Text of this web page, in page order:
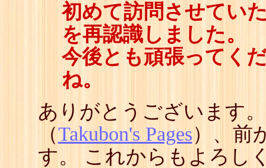
初めて訪問させてい
を再認識しました。
今後とも頑張ってく
ね。
ありがとうございます
（Takubon's Pages）、前
す。 これからもよろし